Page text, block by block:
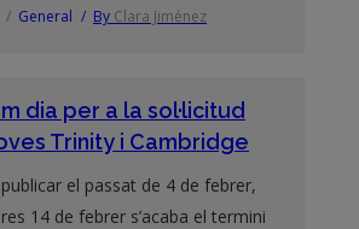
General By Clara Jiménez
dia per a la sol·licitud
Trinity i Cambridge
el passat de 4 de febrer,
14 de febrer s’acaba el termini